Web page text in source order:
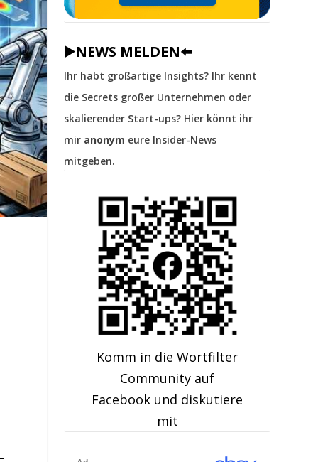
▶️NEWS MELDEN⬅️
Ihr habt großartige Insights? Ihr kennt
die Secrets großer Unternehmen oder
skalierender Start-ups? Hier könnt ihr
mir anonym eure Insider-News
mitgeben.
Komm in die Wortfilter
Community auf
Facebook und diskutiere
mit